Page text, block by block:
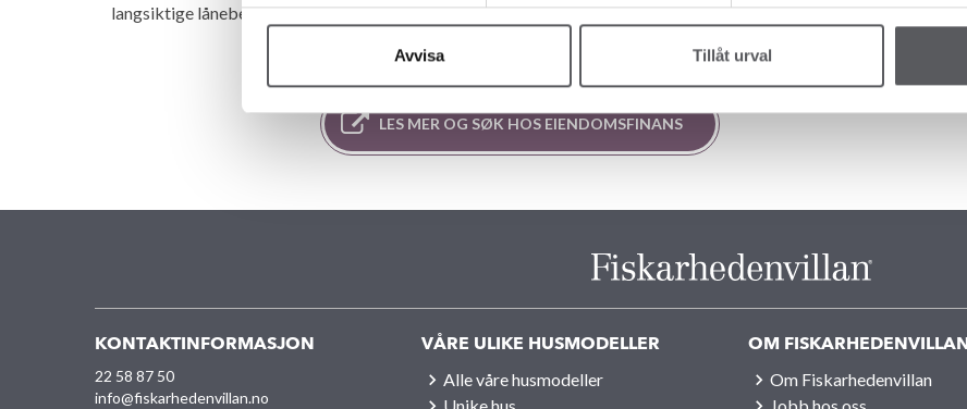
Avvisa Tillåt urval
langsiktige lånebehov blir etter at du har solgt.
LES MER OG SØK HOS EIENDOMSFINANS
KONTAKTINFORMASJON
22 58 87 50
info@fiskarhedenvillan.no
VÅRE ULIKE HUSMODELLER
Alle våre husmodeller
OM FISKARHEDENVILLAN
Om Fiskarhedenvillan